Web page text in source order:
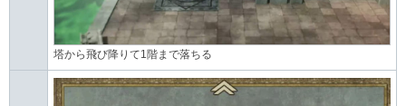
塔から飛び降りて1階まで落ちる